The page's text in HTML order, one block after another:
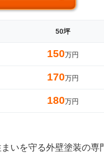
50坪
150万円
170万円
180万円
いを守る外壁塗装の専